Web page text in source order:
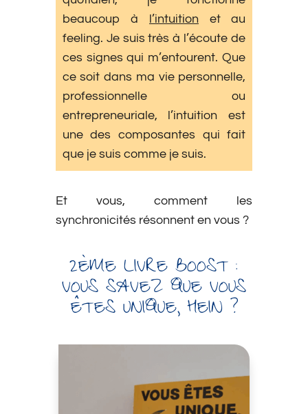
beaucoup à l’intuition et au
feeling. Je suis très à l’écoute de
ces signes qui m’entourent. Que
ce soit dans ma vie personnelle,
professionnelle ou
entrepreneuriale, l’intuition est
une des composantes qui fait
que je suis comme je suis.
Et vous, comment les
synchronicités résonnent en vous ?
2ÈME LIVRE BOOST :
VOUS SAVEZ QUE VOUS
ÊTES UNIQUE, HEIN ?